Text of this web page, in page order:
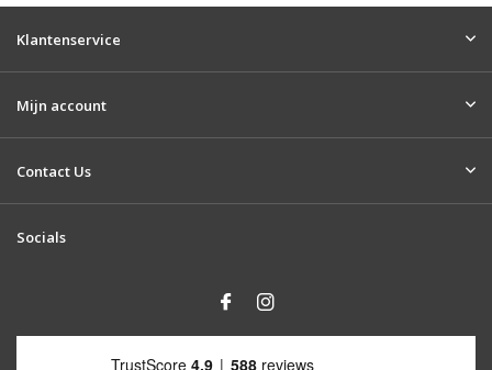
Klantenservice
Mijn account
Contact Us
Socials